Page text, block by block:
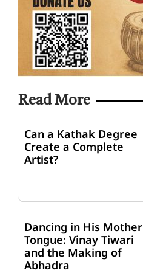
Read More
Can a Kathak Degree
Create a Complete
Artist?
Dancing in His Mother
Tongue: Vinay Tiwari
and the Making of
Abhadra